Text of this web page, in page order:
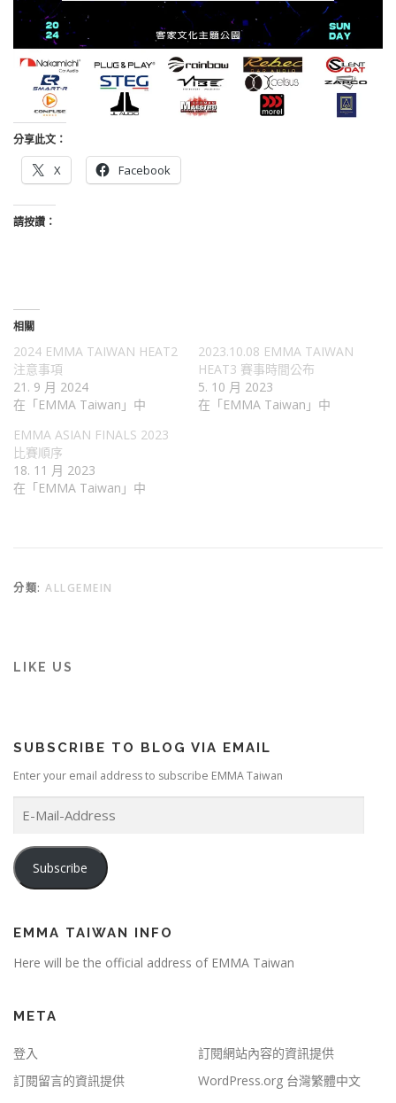
分享此文：
X Facebook
請按讚：
相關
2024 EMMA TAIWAN HEAT2
注意事項
21. 9 月 2024
在「EMMA Taiwan」中
2023.10.08 EMMA TAIWAN
HEAT3 賽事時間公布
5. 10 月 2023
在「EMMA Taiwan」中
EMMA ASIAN FINALS 2023
比賽順序
18. 11 月 2023
在「EMMA Taiwan」中
分類: ALLGEMEIN
LIKE US
SUBSCRIBE TO BLOG VIA EMAIL
Enter your email address to subscribe EMMA Taiwan
a
i
A
d
s
Subscribe
EMMA TAIWAN INFO
Here will be the official address of EMMA Taiwan
META
登入
訂閱網站內容的資訊提供
訂閱留言的資訊提供
WordPress.org 台灣繁體中文